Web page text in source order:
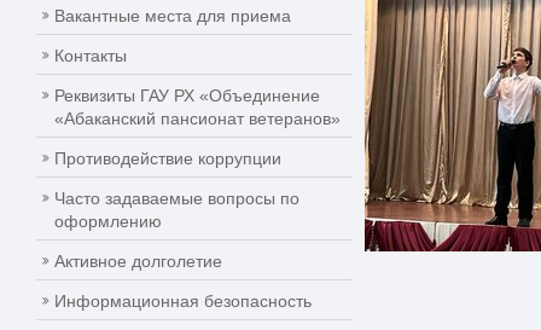
Вакантные места для приема
Контакты
Реквизиты ГАУ РХ «Объединение
«Абаканский пансионат ветеранов»
Противодействие коррупции
Часто задаваемые вопросы по
оформлению
Активное долголетие
Информационная безопасность